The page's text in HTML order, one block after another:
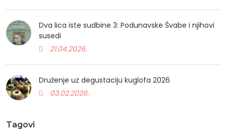
Dva lica iste sudbine 3: Podunavske Švabe i njihovi
susedi
21.04.2026.
Druženje uz degustaciju kuglofa 2026
03.02.2026.
Tagovi